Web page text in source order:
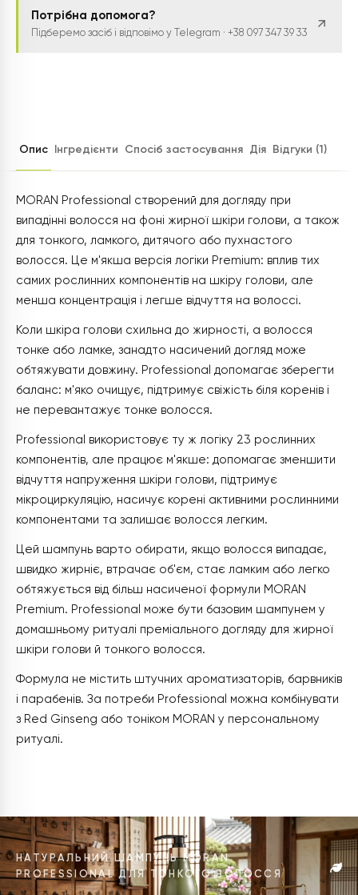
Потрібна допомога?
Підберемо засіб і відповімо у Telegram · +38 097 347 39 33
Опис Інгредієнти Спосіб застосування Дія Відгуки (1)
MORAN Professional створений для догляду при
випадінні волосся на фоні жирної шкіри голови, а також
для тонкого, ламкого, дитячого або пухнастого
волосся. Це м'якша версія логіки Premium: вплив тих
самих рослинних компонентів на шкіру голови, але
менша концентрація і легше відчуття на волоссі.
Коли шкіра голови схильна до жирності, а волосся
тонке або ламке, занадто насичений догляд може
обтяжувати довжину. Professional допомагає зберегти
баланс: м'яко очищує, підтримує свіжість біля коренів і
не перевантажує тонке волосся.
Professional використовує ту ж логіку 23 рослинних
компонентів, але працює м'якше: допомагає зменшити
відчуття напруження шкіри голови, підтримує
мікроциркуляцію, насичує корені активними рослинними
компонентами та залишає волосся легким.
Цей шампунь варто обирати, якщо волосся випадає,
швидко жирніє, втрачає об'єм, стає ламким або легко
обтяжується від більш насиченої формули MORAN
Premium. Professional може бути базовим шампунем у
домашньому ритуалі преміального догляду для жирної
шкіри голови й тонкого волосся.
Формула не містить штучних ароматизаторів, барвників
і парабенів. За потреби Professional можна комбінувати
з Red Ginseng або тоніком MORAN у персональному
ритуалі.
НАТУРАЛЬНИЙ ШАМПУНЬ MORAN
PROFESSIONAL ДЛЯ ТОНКОГО ВОЛОССЯ